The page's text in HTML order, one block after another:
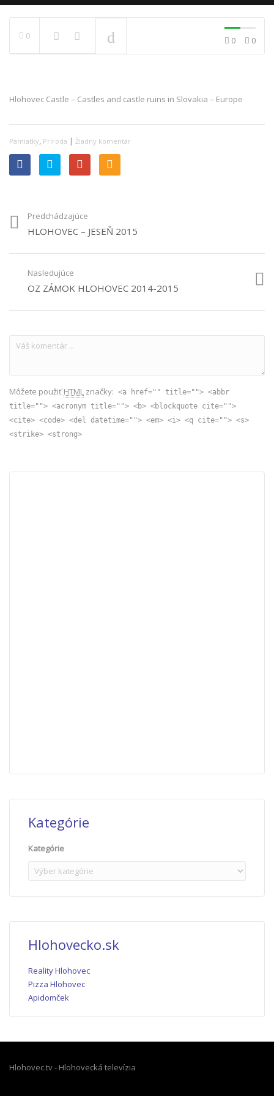
0 0 0
Hlohovec Castle – Castles and castle ruins in Slovakia – Europe
Pamiatky, Príroda | Žiadny komentár
Predchádzajúce
HLOHOVEC – JESEŇ 2015
Nasledujúce
OZ ZÁMOK HLOHOVEC 2014-2015
Môžete použiťHTML značky: <a href="" title=""> <abbr
title=""> <acronym title=""> <b> <blockquote cite="">
<cite> <code> <del datetime=""> <em> <i> <q cite=""> <s>
<strike> <strong>
Kategórie
Kategórie
Hlohovecko.sk
Reality Hlohovec
Pizza Hlohovec
Apidomček
Hlohovec.tv - Hlohovecká televízia